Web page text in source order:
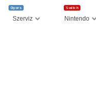
Szerviz
Gyors
Nintendo
Switch